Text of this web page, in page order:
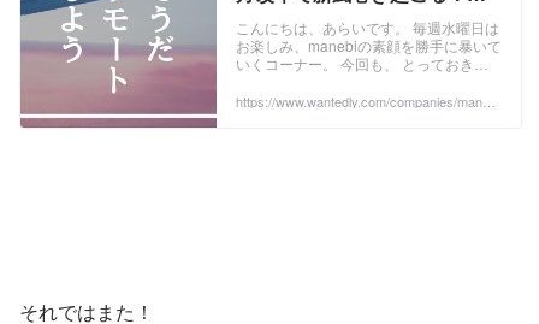
笑いあり涙なしの朝の大喜利
大会編 | 株式会社manebi
こんにちは、あらいです。 毎週水曜日は
お楽しみ、manebiの素顔を勝手に暴いて
いくコーナー。 今回も、 とっておきの
manebiは 【完全リモートワーク】 での
https://www.wantedly.com/companies/maneb
それではまた！